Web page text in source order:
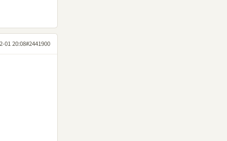
01 20:08#2441900